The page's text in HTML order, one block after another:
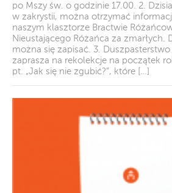
po Mszy św. o godzinie 17.00. 2.
w zakrystii, można otrzymać
naszym klasztorze Bractwie
Nieustającego Różańca za
można się zapisać. 3.
zaprasza na rekolekcje na początek
pt. „Jak się nie zgubić?”, które […]